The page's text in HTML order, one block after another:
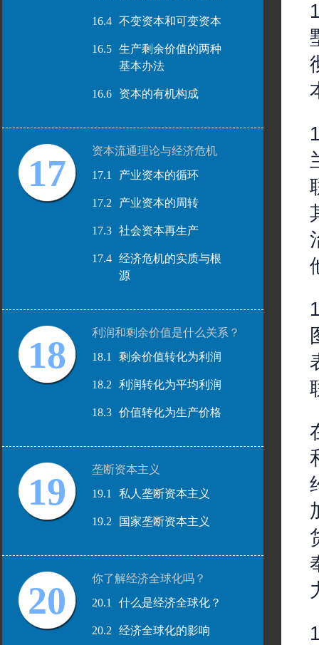
16.4 不变资本和可变资本
16.5
生产剩余价值的两种
基本办法
16.6 资本的有机构成
17
资本流通理论与经济危机
17.1
产业资本的循环
17.2 产业资本的周转
17.3 社会资本再生产
17.4
经济危机的实质与根
源
18
利润和剩余价值是什么关系？
18.1
剩余价值转化为利润
18.2 利润转化为平均利润
18.3 价值转化为生产价格
19
垄断资本主义
19.1
私人垄断资本主义
19.2 国家垄断资本主义
20
你了解经济全球化吗？
20.1
什么是经济全球化？
20.2 经济全球化的影响